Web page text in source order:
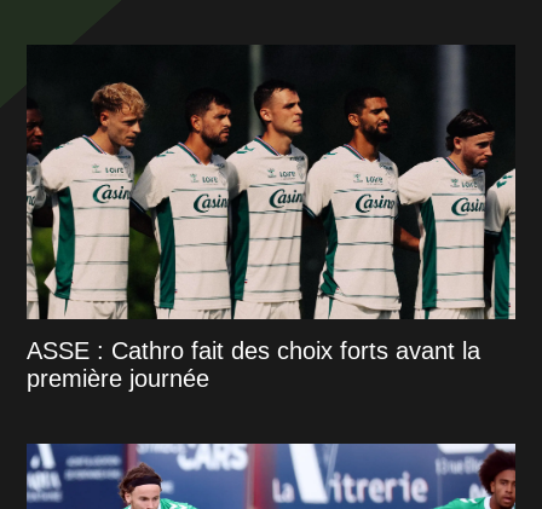
ASSE : Cathro fait des choix forts avant la
première journée